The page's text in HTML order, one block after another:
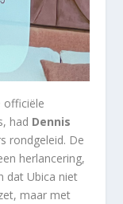
officiële
had Dennis
rondgeleid. De
herlancering,
dat Ubica niet
maar met